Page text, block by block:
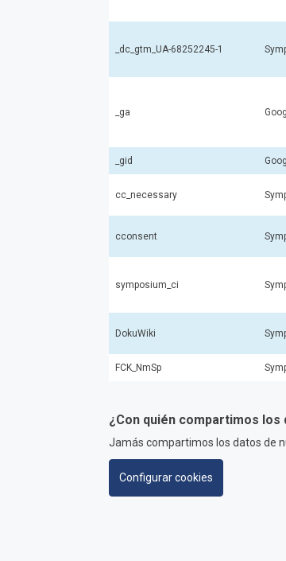
_dc_gtm_UA-68252245-1
_ga
_gid
cc_necessary
cconsent
symposium_ci
DokuWiki
FCK_NmSp
¿Con quién compartimos
Jamás compartimos los datos de
Configurar cookies